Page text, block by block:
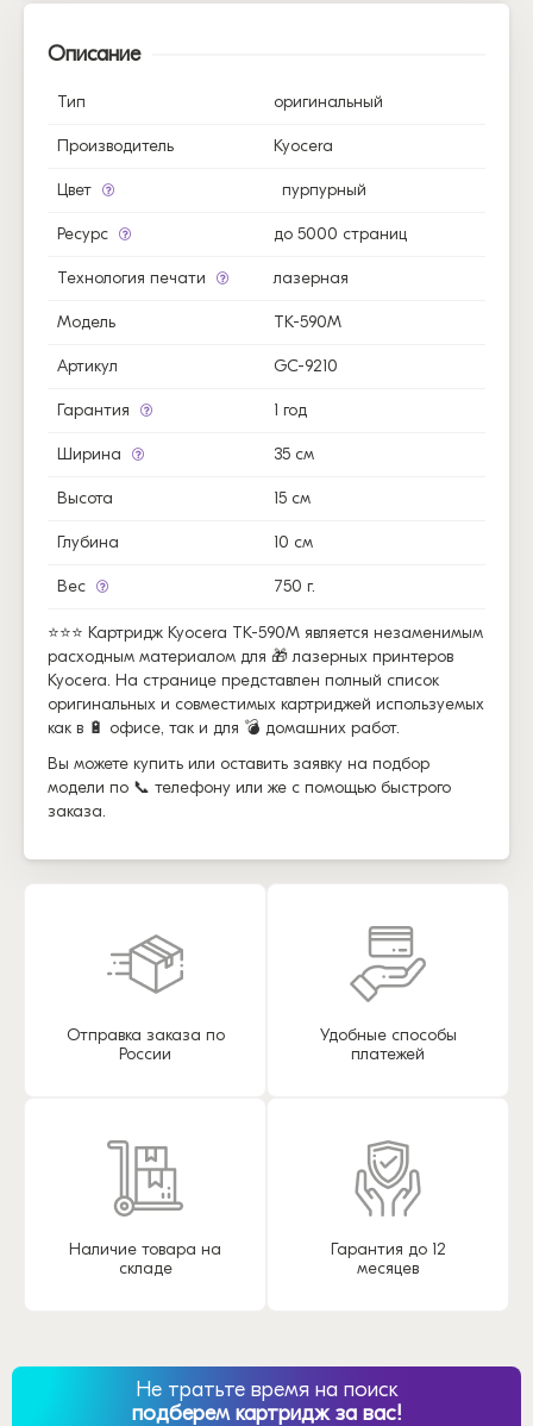
Описание
Тип оригинальный
Производитель Kyocera
Цвет пурпурный
Ресурс до 5000 страниц
Технология печати лазерная
Модель TK-590M
Артикул GC-9210
Гарантия 1 год
Ширина 35 см
Высота 15 см
Глубина 10 см
Вес 750 г.
⭐⭐⭐ Картридж Kyocera TK-590M является незаменимым
расходным материалом для 🎁 лазерных принтеров
Kyocera. На странице представлен полный список
оригинальных и совместимых картриджей используемых
как в 🔋 офисе, так и для 💣 домашних работ.
Вы можете купить или оставить заявку на подбор
модели по 📞 телефону или же с помощью быстрого
заказа.
Отправка заказа по
России
Удобные способы
платежей
Наличие товара на
складе
Гарантия до 12
месяцев
Не тратьте время на поиск
подберем картридж за вас!